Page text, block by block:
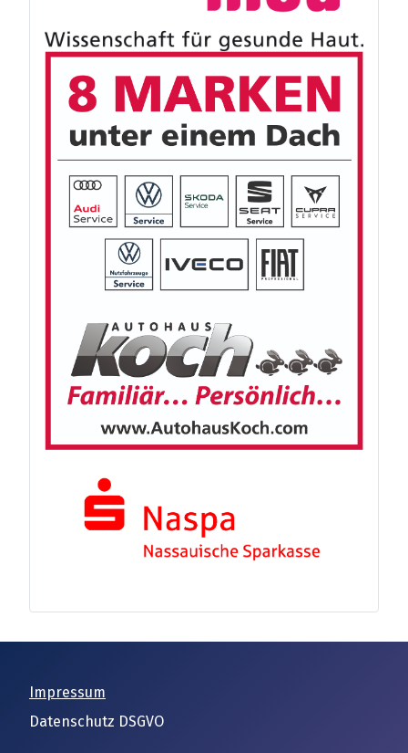
Impressum
Datenschutz DSGVO